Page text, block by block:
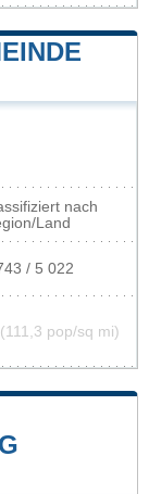
nach
Land
/ 5 022
(111,3 pop/sq mi)